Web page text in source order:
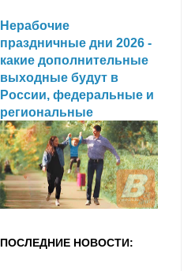
Нерабочие
праздничные дни 2026 -
какие дополнительные
выходные будут в
России, федеральные и
региональные
ПОСЛЕДНИЕ НОВОСТИ: